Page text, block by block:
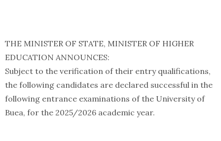
THE MINISTER OF STATE, MINISTER OF HIGHER
EDUCATION ANNOUNCES:
Subject to the verification of their entry qualifications,
the following candidates are declared successful in the
following entrance examinations of the University of
Buea, for the 2025/2026 academic year.